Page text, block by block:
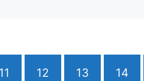
11 12 13 14